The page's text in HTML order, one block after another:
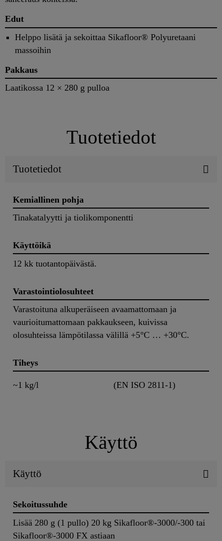
Edut
Helppo lisätä ja sekoittaa Sikafloor® Polyuretaani
massoihin
Pakkaus
Laatikossa 12 × 280 g pulloa
Tuotetiedot
Tuotetiedot
Kemiallinen pohja
Tinakatalyytti ja tiolikomponentti
Käyttöikä
12 kk tuotantopäivästä.
Varastointiolosuhteet
Varastoituna alkuperäiseen avaamattomaan ja
vaurioitumattomaan pakkaukseen, kuivissa
olosuhteissa lämpötilassa välillä +5°C … +30°C.
Tiheys
~1 kg/l (EN ISO 2811-1)
Käyttö
Käyttö
Sekoitussuhde
Lisää 280 g (1 pullo) 20 kg Sikafloor®-3000/-300 tai
Sikafloor®-3000 FX astiaan